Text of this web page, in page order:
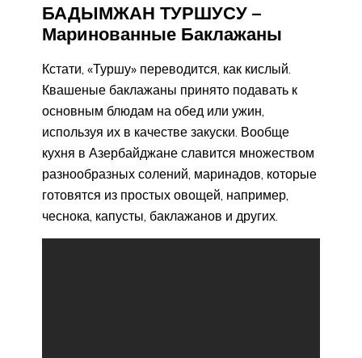
БАДЫМЖАН ТУРШУСУ –
Маринованные Баклажаны
Кстати, «Туршу» переводится, как кислый.
Квашеные баклажаны принято подавать к
основным блюдам на обед или ужин,
используя их в качестве закуски. Вообще
кухня в Азербайджане славится множеством
разнообразных солений, маринадов, которые
готовятся из простых овощей, например,
чеснока, капусты, баклажанов и других.